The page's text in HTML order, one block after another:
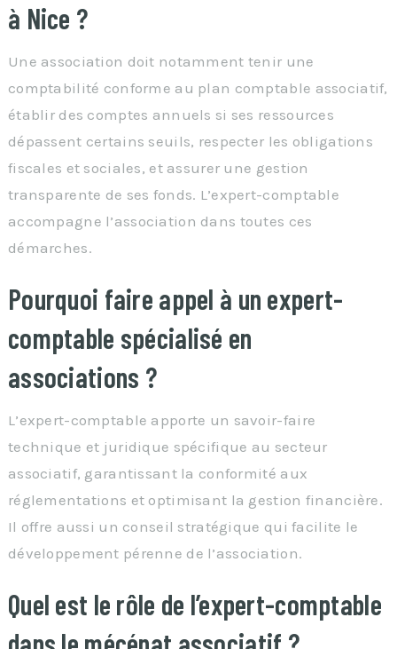
à Nice ?
Une association doit notamment tenir une
comptabilité conforme au plan comptable associatif,
établir des comptes annuels si ses ressources
dépassent certains seuils, respecter les obligations
fiscales et sociales, et assurer une gestion
transparente de ses fonds. L’expert-comptable
accompagne l’association dans toutes ces
démarches.
Pourquoi faire appel à un expert-
comptable spécialisé en
associations ?
L’expert-comptable apporte un savoir-faire
technique et juridique spécifique au secteur
associatif, garantissant la conformité aux
réglementations et optimisant la gestion financière.
Il offre aussi un conseil stratégique qui facilite le
développement pérenne de l’association.
Quel est le rôle de l’expert-comptable